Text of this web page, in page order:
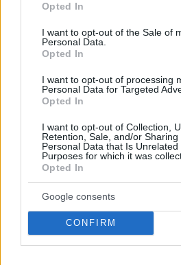
use your data for below specified
consent section.
Opted In
I want to opt-out of the Sale of
Personal Data.
Opted In
I want to opt-out of processing
Personal Data for Targeted
Opted In
I want to opt-out of Collection,
Retention, Sale, and/or Sharing
Personal Data that Is Unrelated
Purposes for which it was
Opted In
Google consents
CONFIRM
εγκλωβισμένους